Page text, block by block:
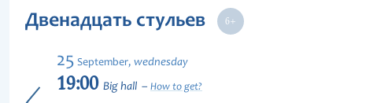
Двенадцать стульев
25 September, wednesday
19:00 Big hall How to get?